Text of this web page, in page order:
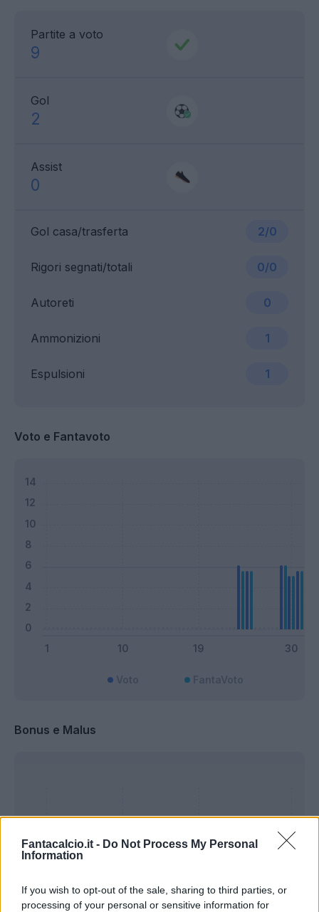
Fantacalcio.it - Do Not Process My Personal
Information
If you wish to opt-out of the sale, sharing to third parties, or
processing of your personal or sensitive information for
Partite a voto
9
Gol
2
Assist
0
Gol casa/trasferta 2/0
Ammonizioni 1
Rigori segnati/totali 0/0
Espulsioni 1
Autoreti 0
Voto e Fantavoto
Bonus e Malus